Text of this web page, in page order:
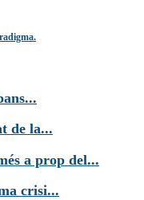
de la...
a prop del...
crisi...